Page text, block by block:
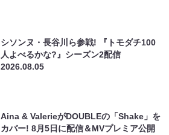
シソンヌ・長谷川ら参戦! 『トモダチ100
人よべるかな?』シーズン2配信
2026.08.05
Aina & ValerieがDOUBLEの「Shake」を
カバー! 8月5日に配信＆MVプレミア公開